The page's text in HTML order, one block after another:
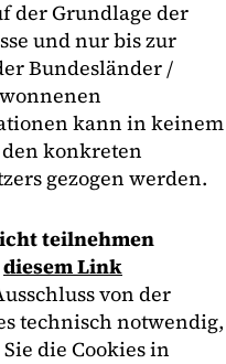
der Grundlage der
und nur bis zur
Bundesländer /
kann in keinem
konkreten
gezogen werden.
teilnehmen
diesem Link
von der
technisch notwendig,
die Cookies in